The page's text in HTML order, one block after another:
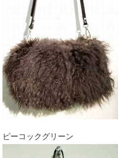
ピーコックグリーン